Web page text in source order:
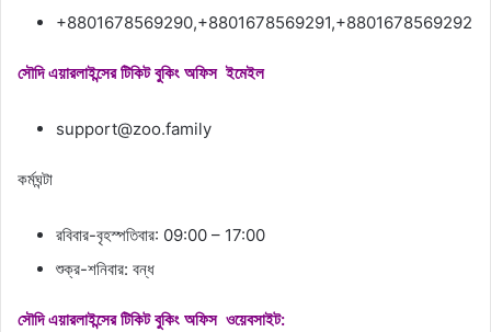
+8801678569290,+8801678569291,+8801678569292
সৌদি এয়ারলাইন্সের টিকিট বুকিং অফিস ইমেইল
support@zoo.family
কর্মঘন্টা
রবিবার-বৃহস্পতিবার: 09:00 – 17:00
শুক্র-শনিবার: বন্ধ
সৌদি এয়ারলাইন্সের টিকিট বুকিং অফিস ওয়েবসাইট: